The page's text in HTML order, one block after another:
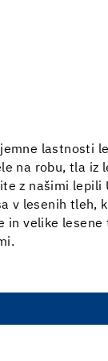
lastnosti
na robu, tla iz
z našimi lepili
v lesenih tleh,
in velike